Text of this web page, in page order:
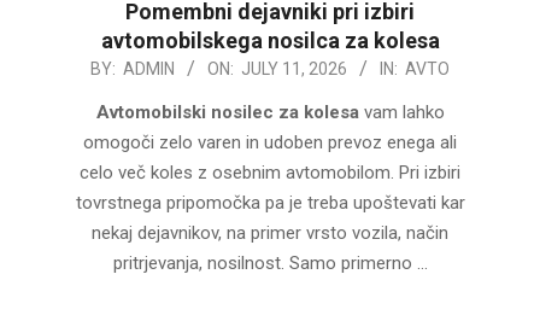
Pomembni dejavniki pri izbiri
avtomobilskega nosilca za kolesa
2026-
BY: ADMIN ON: JULY 11, 2026 IN: AVTO
Avtomobilski nosilec za kolesavam lahko
omogoči zelo varen in udoben prevoz enega ali
celo več koles z osebnim avtomobilom. Pri izbiri
tovrstnega pripomočka pa je treba upoštevati kar
nekaj dejavnikov, na primer vrsto vozila, način
pritrjevanja, nosilnost. Samo primerno …